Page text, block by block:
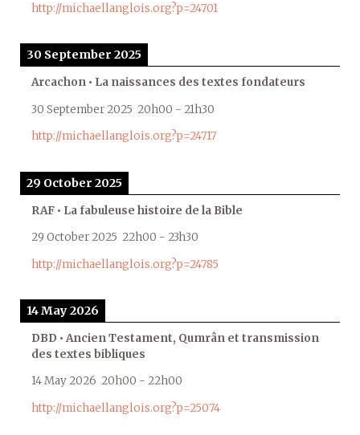
http://michaellanglois.org?p=24701
30 September 2025
Arcachon • La naissances des textes fondateurs
30 September 2025 20h00 - 21h30
http://michaellanglois.org?p=24717
29 October 2025
RAF • La fabuleuse histoire de la Bible
29 October 2025 22h00 - 23h30
http://michaellanglois.org?p=24785
14 May 2026
DBD • Ancien Testament, Qumrân et transmission
des textes bibliques
14 May 2026 20h00 - 22h00
http://michaellanglois.org?p=25074